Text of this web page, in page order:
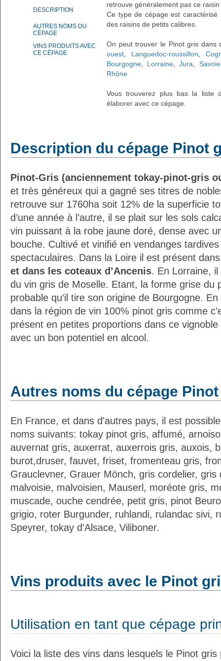
DESCRIPTION
AUTRES NOMS DU
CÉPAGE
VINS PRODUITS AVEC
CE CÉPAGE
retrouve généralement pas ce
Ce type de cépage est
des raisins de petits calibres.
On peut trouver le Pinot gris dans
ouest
Languedoc-roussillon
Bourgogne
Lorraine ,Jura
Rhône
Vous trouverez plus bas la liste
élaborer avec ce cépage.
Description du cépage Pinot
Pinot-Gris (anciennement tokay-pinot-gris
et très généreux qui a gagné ses titres de
retrouve sur 1760ha soit 12% de la superficie
d’une année à l’autre, il se plait sur les sols
vin puissant à la robe jaune doré, dense avec
bouche. Cultivé et vinifié en vendanges
spectaculaires. Dans la Loire il est présent
et dans les coteaux d’Ancenis. En Lorraine,
du vin gris de Moselle. Etant, la forme grise du
probable qu’il tire son origine de Bourgogne.
dans la région de vin 100% pinot gris comme
présent en petites proportions dans ce
avec un bon potentiel en alcool.
Autres noms du cépage
En France, et dans d'autres pays, il est
noms suivants: tokay pinot gris, affumé,
auvernat gris, auxerrat, auxerrois gris, auxois,
burot,druser, fauvet, friset, fromenteau gris,
Grauclevner, Grauer Mönch, gris cordelier,
malvoisie, malvoisien, Mauserl, moréote gris,
muscade, ouche cendrée, petit gris, pinot
grigio, roter Burgunder, ruhlandi, rulandac sivi,
Speyrer, tokay d'Alsace, Viliboner.
Vins produits avec le Pinot
Utilisation en tant que cépage
Voici la liste des vins dans lesquels le Pinot